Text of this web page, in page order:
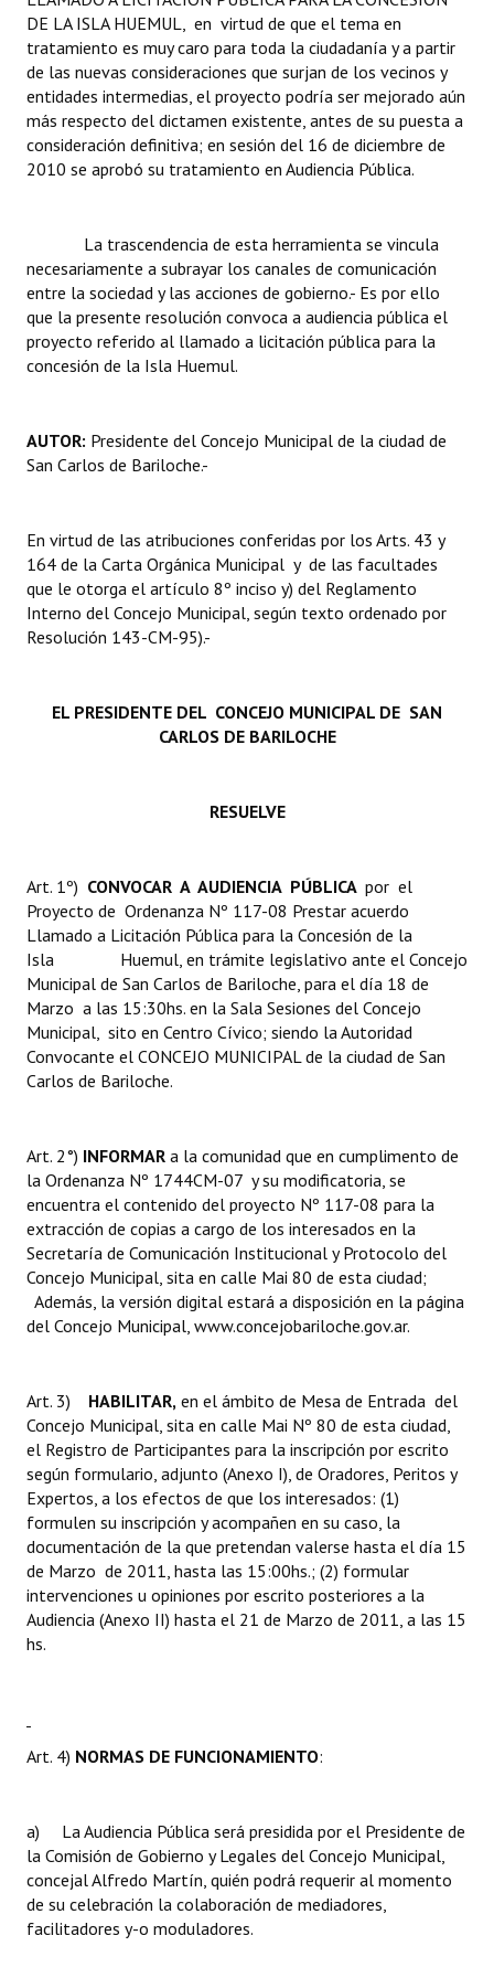
INSTITUCIONAL
Antiguos Pobladores
Noticias Destacadas
Registros y Distinciones
Premio al Mérito - Registro
Audiencias Públicas - Registro
Mujeres que Dejaron Huellas - Registro
Banca del Vecino - Registro
Antiguos Pobladores - Registro
Reconocimientos - Registro
Bariloche, Municipio intercultural
REFORMA DE LA CARTA ORGÁNICA
DE LA ISLA HUEMUL, en virtud de que el tema en
tratamiento es muy caro para toda la ciudadanía y a partir
de las nuevas consideraciones que surjan de los vecinos y
entidades intermedias, el proyecto podría ser mejorado aún
más respecto del dictamen existente, antes de su puesta a
consideración definitiva; en sesión del 16 de diciembre de
2010 se aprobó su tratamiento en Audiencia Pública.
La trascendencia de esta herramienta se vincula
necesariamente a subrayar los canales de comunicación
entre la sociedad y las acciones de gobierno.- Es por ello
que la presente resolución convoca a audiencia pública el
proyecto referido al llamado a licitación pública para la
concesión de la Isla Huemul.
AUTOR: Presidente del Concejo Municipal de la ciudad de
San Carlos de Bariloche.-
En virtud de las atribuciones conferidas por los Arts. 43 y
164 de la Carta Orgánica Municipal y de las facultades
que le otorga el artículo 8º inciso y) del Reglamento
Interno del Concejo Municipal, según texto ordenado por
Resolución 143-CM-95).-
EL PRESIDENTE DEL CONCEJO MUNICIPAL DE SAN
CARLOS DE BARILOCHE
RESUELVE
Art. 1º) CONVOCAR A AUDIENCIA PÚBLICA por el
Proyecto de Ordenanza Nº 117-08 Prestar acuerdo
Llamado a Licitación Pública para la Concesión de la
Isla Huemul, en trámite legislativo ante el Concejo
Municipal de San Carlos de Bariloche, para el día 18 de
Marzo a las 15:30hs. en la Sala Sesiones del Concejo
Municipal, sito en Centro Cívico; siendo la Autoridad
Convocante el CONCEJO MUNICIPAL de la ciudad de San
Carlos de Bariloche.
Art. 2°) INFORMAR a la comunidad que en cumplimento de
la Ordenanza Nº 1744CM-07 y su modificatoria, se
encuentra el contenido del proyecto Nº 117-08 para la
extracción de copias a cargo de los interesados en la
Secretaría de Comunicación Institucional y Protocolo del
Concejo Municipal, sita en calle Mai 80 de esta ciudad;
Además, la versión digital estará a disposición en la página
del Concejo Municipal, www.concejobariloche.gov.ar.
Art. 3) HABILITAR, en el ámbito de Mesa de Entrada del
Concejo Municipal, sita en calle Mai Nº 80 de esta ciudad,
el Registro de Participantes para la inscripción por escrito
según formulario, adjunto (Anexo I), de Oradores, Peritos y
Expertos, a los efectos de que los interesados: (1)
formulen su inscripción y acompañen en su caso, la
documentación de la que pretendan valerse hasta el día 15
de Marzo de 2011, hasta las 15:00hs.; (2) formular
intervenciones u opiniones por escrito posteriores a la
Audiencia (Anexo II) hasta el 21 de Marzo de 2011, a las 15
hs.
Art. 4) NORMAS DE FUNCIONAMIENTO:
a) La Audiencia Pública será presidida por el Presidente de
la Comisión de Gobierno y Legales del Concejo Municipal,
concejal Alfredo Martín, quién podrá requerir al momento
de su celebración la colaboración de mediadores,
facilitadores y-o moduladores.